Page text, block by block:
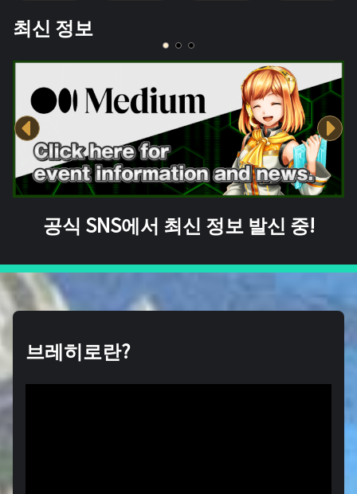
최신 정보
공식 SNS에서 최신 정보 발신 중!
브레히로란?